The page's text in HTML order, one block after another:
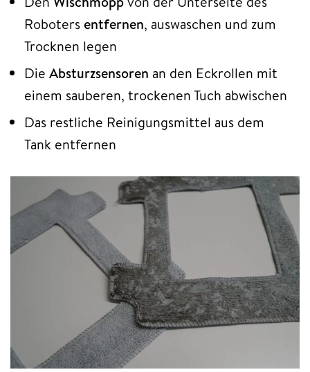
Robotersentfernen, auswaschen und zum
Trocknen legen
Die Absturzsensoren an den Eckrollen mit
einem sauberen, trockenen Tuch abwischen
Das restliche Reinigungsmittel aus dem
Tank entfernen